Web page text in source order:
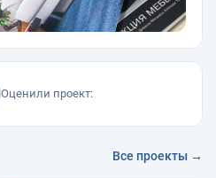
Оценили проект:
Все проекты →